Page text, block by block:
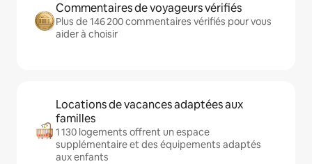
Commentaires de voyageurs vérifiés
Plus de 146 200 commentaires vérifiés pour vous
aider à choisir
Locations de vacances adaptées aux
familles
1 130 logements offrent un espace
supplémentaire et des équipements adaptés
aux enfants